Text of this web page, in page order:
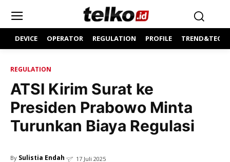
DEVICE OPERATOR REGULATION PROFILE
REGULATION
ATSI Kirim Surat ke
Presiden Prabowo Minta
Turunkan Biaya Regulasi
By Sulistia Endah 17 Juli 2025